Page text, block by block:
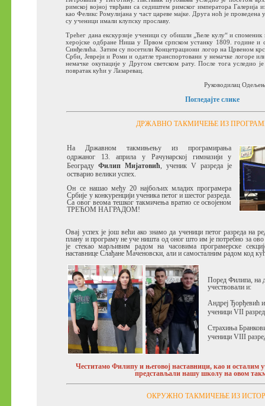
римској војној тврђави са седиштем римског императора Галерија
као Феликс Ромулијана у част цареве мајке. Друга ноћ је проведена
су ученици имали клупску прославу.
Трећег дана екскурзије ученици су обишли „Ћеле кулу“ и споменик
херојске одбране Ниша у Првом српском устанку 1809. године и
Синђелића. Затим су посетили Концетрациони логор на Црвеном
Срби, Јевреји и Роми и одатле транспортовани у немачке логоре
немачке окупације у Другом светском рату.После тога уследио
повратак кући у Лазаревац.
Руководилац
Погледајте слике
ДРЖАВНО ТАКМИЧЕЊЕ ИЗ
На Државном такмињењу из програмирања
одржаног 13. априла у Рачунарској гимназији у
БеоградуФилип Мијатовић, ученик V разреда је
остварио велики успех.
Он се нашао међу 20 најбољих младих програмера
Србије у конкуренцији ученика петог и шестог разреда.
Са овог веома тешког такмичења вратио се освојеном
ТРЕЋОМ НАГРАДОМ!
Овај успех је још већи ако знамо да ученици петог разреда на
плану и програму не уче ништа од оног што им је потребно за
је стекао марљивим радом на часовима програмерске
наставнице Слађане Маченовски, али и самосталним радом код
Поред Филипа, на
учествовали и:
Андреј Ђорђевић
ученици VII
Страхиња
ученици VIII
Честитамо Филипу и његовој наставници, као и осталим
представљали нашу школу на овом
ОКРУЖНО ТАКМИЧЕЊЕ ИЗ